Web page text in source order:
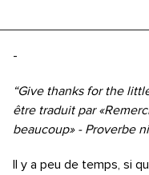
-
“Give thanks for the
être traduit par
beaucoup» - Proverbe
Il y a peu de temps, si